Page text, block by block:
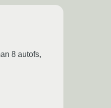
8 autofs,